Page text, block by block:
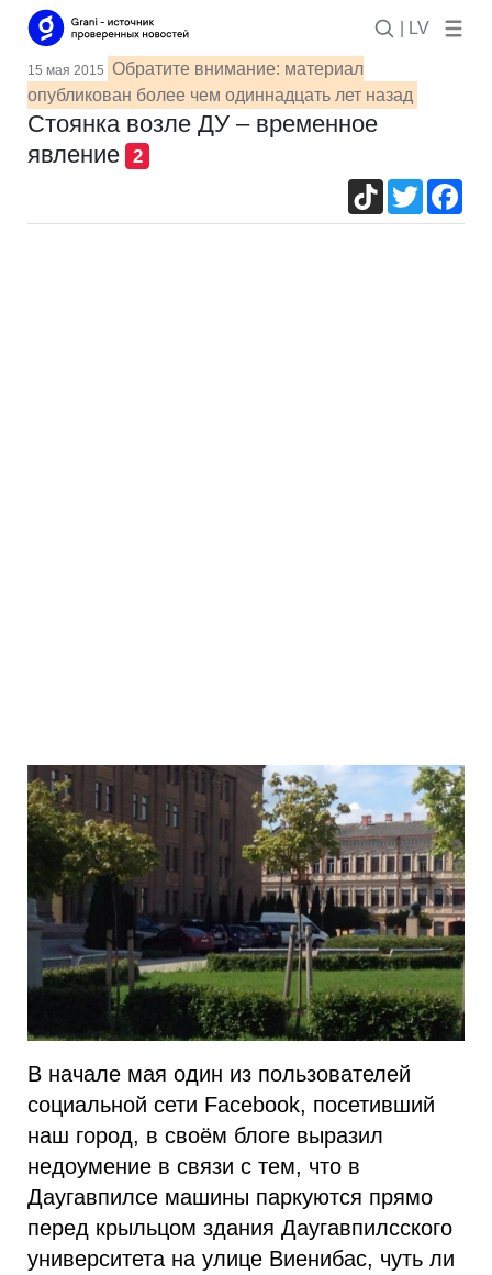
| LV
15 мая 2015 Обратите внимание: материал
опубликован более чем одиннадцать лет назад
Стоянка возле ДУ – временное
явление
2
TikTokTwitter
В начале мая один из пользователей
социальной сети Facebook, посетивший
наш город, в своём блоге выразил
недоумение в связи с тем, что в
Даугавпилсе машины паркуются прямо
перед крыльцом здания Даугавпилсского
университета на улице Виенибас, чуть ли